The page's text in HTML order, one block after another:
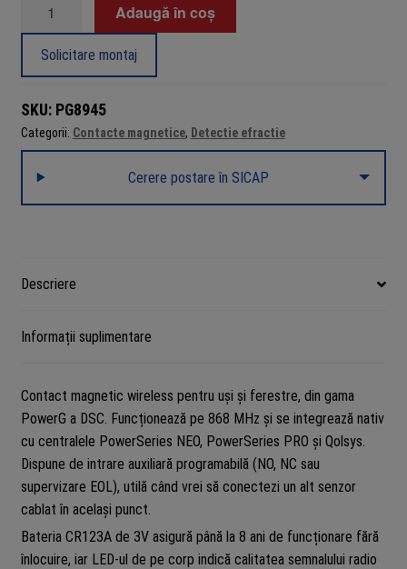
magnetic
868
MHz,
interior,
DSC
Adaugă în coș
Solicitare montaj
SKU: PG8945
Categorii: Contacte magnetice, Detectie efractie
Cerere postare în SICAP
Descriere
Informații suplimentare
Contact magnetic wireless pentru uși și ferestre, din gama
PowerG a DSC. Funcționează pe 868 MHz și se integrează nativ
cu centralele PowerSeries NEO, PowerSeries PRO și Qolsys.
Dispune de intrare auxiliară programabilă (NO, NC sau
supervizare EOL), utilă când vrei să conectezi un alt senzor
cablat în același punct.
Bateria CR123A de 3V asigură până la 8 ani de funcționare fără
înlocuire, iar LED-ul de pe corp indică calitatea semnalului radio